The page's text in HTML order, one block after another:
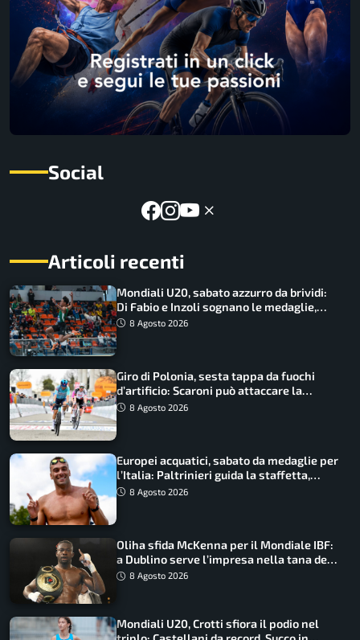
Social
Articoli recenti
Mondiali U20, sabato azzurro da brividi:
Di Fabio e Inzoli sognano le medaglie,
Castellani e Succo in finale
8 Agosto 2026
Giro di Polonia, sesta tappa da fuochi
d’artificio: Scaroni può attaccare la
maglia di Lemmen
8 Agosto 2026
Europei acquatici, sabato da medaglie per
l’Italia: Paltrinieri guida la staffetta,
Barnabà sogna l’oro dalle grandi altezze
8 Agosto 2026
Oliha sfida McKenna per il Mondiale IBF:
a Dublino serve l’impresa nella tana del
lupo8 Agosto 2026
Mondiali U20, Crotti sfiora il podio nel